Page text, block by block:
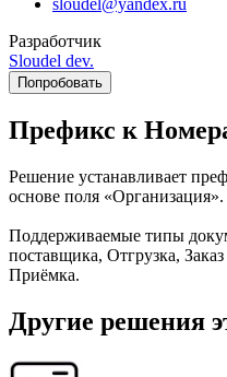
sloudel@yandex.ru
Разработчик
Sloudel dev.
Попробовать
Префикс к
Решение устанавливает
основе поля «Организация».
Поддерживаемые типы
поставщика, Отгрузка,
Приёмка.
Другие решения